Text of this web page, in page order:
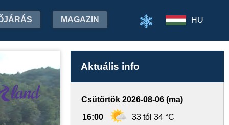
MAGAZIN HU
Aktuális info
Csütörtök 2026-08-06 (ma)
16:00 33 tól 34 °C